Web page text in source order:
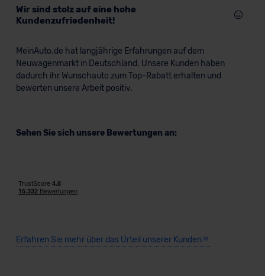
Wir sind stolz auf eine hohe
Kundenzufriedenheit!
MeinAuto.de hat langjährige Erfahrungen auf dem
Neuwagenmarkt in Deutschland. Unsere Kunden haben
dadurch ihr Wunschauto zum Top-Rabatt erhalten und
bewerten unsere Arbeit positiv.
Sehen Sie sich unsere Bewertungen an:
Erfahren Sie mehr über das Urteil unserer Kunden